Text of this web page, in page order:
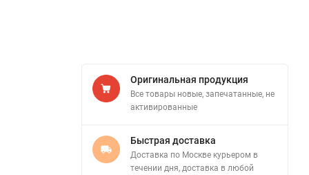
Оригинальная продукция
Все товары новые, запечатанные, не
активированные
Быстрая доставка
Доставка по Москве курьером в
течении дня, доставка в любой